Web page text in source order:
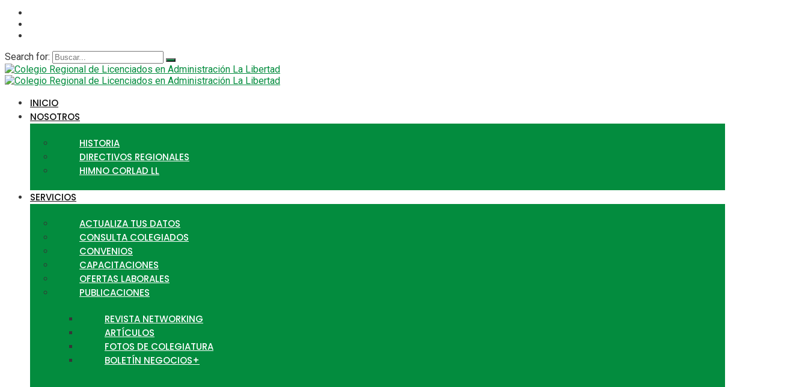
Search for:
INICIO
NOSOTROS
HISTORIA
DIRECTIVOS REGIONALES
HIMNO CORLAD LL
SERVICIOS
ACTUALIZA TUS DATOS
CONSULTA COLEGIADOS
CONVENIOS
CAPACITACIONES
OFERTAS LABORALES
PUBLICACIONES
REVISTA NETWORKING
ARTÍCULOS
FOTOS DE COLEGIATURA
BOLETÍN NEGOCIOS+